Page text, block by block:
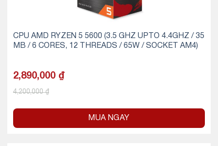
CPU AMD RYZEN 5 5600 (3.5 GHZ UPTO 4.4GHZ / 35
MB / 6 CORES, 12 THREADS / 65W / SOCKET AM4)
2,890,000 ₫
4,200,000₫
MUA NGAY